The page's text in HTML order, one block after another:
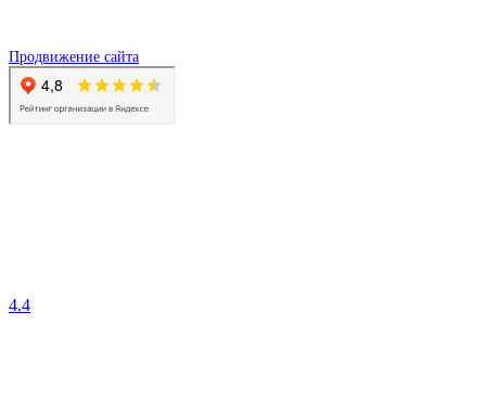
Продвижение сайта
4.4